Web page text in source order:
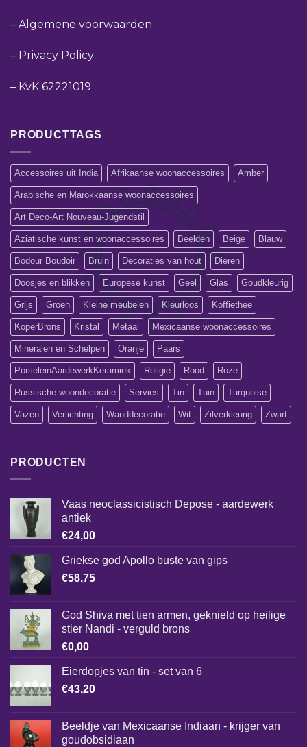
– Algemene voorwaarden
– Privacy Policy
– KvK 62221019
PRODUCTTAGS
Accessoires uit India Afrikaanse woonaccessoires Amber
Arabische en Marokkaanse woonaccessoires
Art Deco-Art Nouveau-Jugendstil
Aziatische kunst en woonaccessoires Beelden Beige Blauw
Bodour Boudoir Bruin Decoraties van hout Dieren
Doosjes en blikken Europese kunst Geel Glas Goudkleurig
Grijs Groen Kleine meubelen Kleurloos Koffiethee
KoperBrons Kristal Metaal Mexicaanse woonaccessoires
Mineralen en Schelpen Oranje Paars
PorseleinAardewerkKeramiek Religie Rood Roze
Russische woondecoratie Servies Tin Tuin Turquoise
Vazen Verlichting Wanddecoratie Wit Zilverkleurig Zwart
PRODUCTEN
Vaas neoclassicistisch Depose - aardewerk
antiek
€24,00
Griekse god Apollo buste van gips
€58,75
God Shiva met tien armen, geknield op heilige
stier Nandi - verguld brons
€0,00
Eierdopjes van tin - set van 6
€43,20
Beeldje van Mexicaanse Indiaan - krijger van
goudobsidiaan